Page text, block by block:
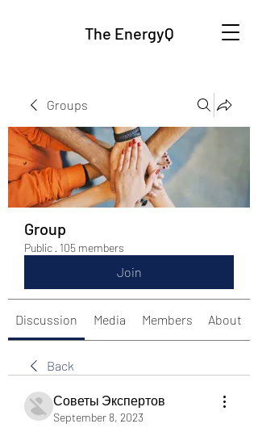
The EnergyQ
Groups
Group
Public · 105 members
Join
Discussion Media Members About
Back
Советы Экспертов
September 8, 2023